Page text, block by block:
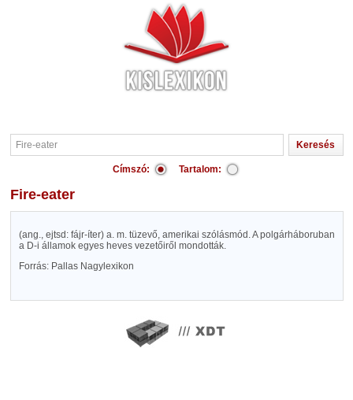
Címszó: Tartalom:
Fire-eater
(ang., ejtsd: fájr-íter) a. m. tüzevő, amerikai szólásmód. A polgárháboruban
a D-i államok egyes heves vezetőiről mondották.
Forrás: Pallas Nagylexikon